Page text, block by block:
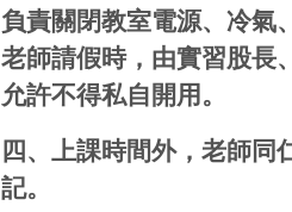
負責關閉教室電源、冷氣
老師請假時，由實習股長
允許不得私自開用。
四、上課時間外，老師同
記。